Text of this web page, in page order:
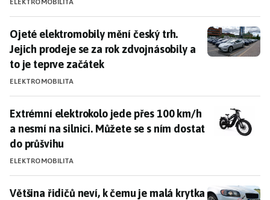
ELEKTROMOBILITA
Ojeté elektromobily mění český trh. Jejich prodeje
Ojeté elektromobily mění český trh.
Jejich prodeje se za rok zdvojnásobily a
to je teprve začátek
ELEKTROMOBILITA
Extrémní elektrokolo jede přes 100 km/h a nesmí na
Extrémní elektrokolo jede přes 100 km/h
a nesmí na silnici. Můžete se s ním dostat
do průšvihu
ELEKTROMOBILITA
Většina řidičů neví, k čemu je malá krytka na
Většina řidičů neví, k čemu je malá krytka